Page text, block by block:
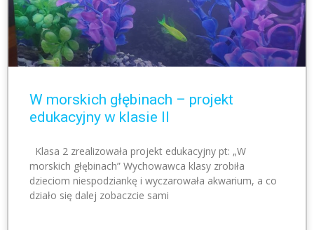
W morskich głębinach – projekt
edukacyjny w klasie II
Klasa 2 zrealizowała projekt edukacyjny pt: „W
morskich głębinach” Wychowawca klasy zrobiła
dzieciom niespodziankę i wyczarowała akwarium, a co
działo się dalej zobaczcie sami